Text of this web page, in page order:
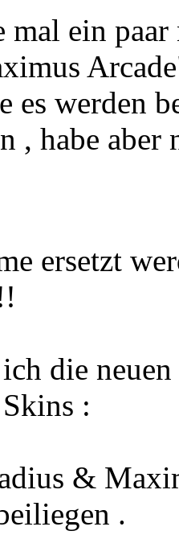
mal ein
es werden
, habe
ersetzt
die
:
&
.